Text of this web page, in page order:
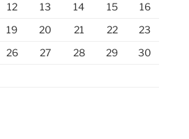
12 13 14 15
16
19 20 21 22
23
26 27 28 29
30